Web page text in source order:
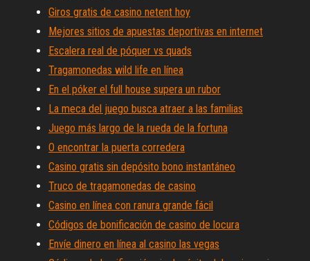
Giros gratis de casino netent hoy
Mejores sitios de apuestas deportivas en internet
Escalera real de póquer vs quads
Tragamonedas wild life en línea
En el póker el full house supera un rubor
La meca del juego busca atraer a las familias
Juego más largo de la rueda de la fortuna
O encontrar la puerta corredera
Casino gratis sin depósito bono instantáneo
Truco de tragamonedas de casino
Casino en línea con ranura grande fácil
Códigos de bonificación de casino de locura
Envíe dinero en línea al casino las vegas